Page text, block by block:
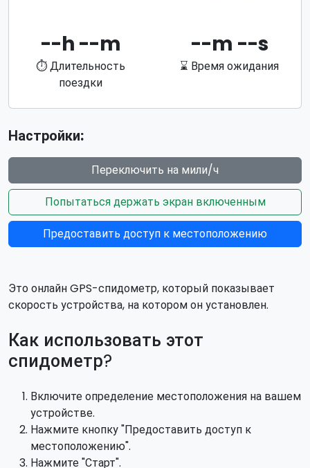
--h --m
⏱ Длительность
поездки
--m --s
⌛ Время ожидания
Настройки:
Переключить на мили/ч
Попытаться держать экран включенным
Предоставить доступ к местоположению
Это онлайн GPS-спидометр, который показывает
скорость устройства, на котором он установлен.
Как использовать этот
спидометр?
Включите определение местоположения на вашем
устройстве.
Нажмите кнопку "Предоставить доступ к
местоположению".
Нажмите "Старт".